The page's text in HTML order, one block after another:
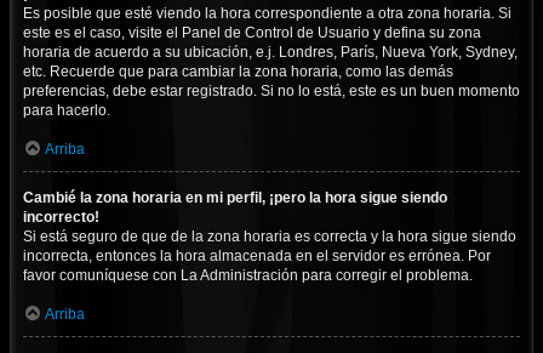
Es posible que esté viendo la hora correspondiente a otra zona horaria. Si
este es el caso, visite el Panel de Control de Usuario y defina su zona
horaria de acuerdo a su ubicación, e.j. Londres, París, Nueva York, Sydney,
etc. Recuerde que para cambiar la zona horaria, como las demás
preferencias, debe estar registrado. Si no lo está, este es un buen momento
para hacerlo.
Arriba
Cambié la zona horaria en mi perfil, ¡pero la hora sigue siendo
incorrecto!
Si está seguro de que de la zona horaria es correcta y la hora sigue siendo
incorrecta, entonces la hora almacenada en el servidor es errónea. Por
favor comuníquese con La Administración para corregir el problema.
Arriba